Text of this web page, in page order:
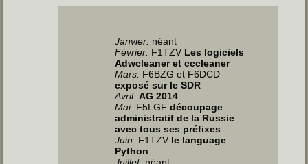
Janvier: néant
Février: F1TZV Les logiciels
Adwcleaner et cccleaner
Mars: F6BZG et F6DCD
exposé sur le SDR
Avril:AG 2014
Mai: F5LGFdécoupage
administratif de la Russie
avec tous ses préfixes
Juin: F1TZV le language
Python